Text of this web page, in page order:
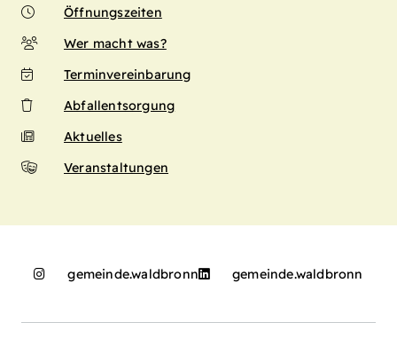
Öffnungszeiten
Wer macht was?
Terminvereinbarung
Abfallentsorgung
Aktuelles
Veranstaltungen
gemeinde.waldbronn gemeinde.waldbronn